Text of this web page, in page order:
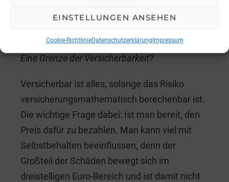
EINSTELLUNGEN ANSEHEN
Cookie-RichtlinieDatenschutzerklärungImpressum
erhöhtem Selbstbehalt, Ausschlüssen und
Eine Grenze der Versicherbarkeit?
Versicherbar ist alles, solange das Risiko
versicherungsmathematisch berechenbar ist.
Die wichtige Frage dabei: Ist man bereit, den
Preis dafür zu bezahlen. Man kann viel mit
Selbstbehalten beeinflussen, denn der
Großteil der Schäden bewegt sich im
dreistelligen Euro-Bereich und ist damit nicht